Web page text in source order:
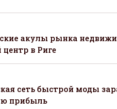
акулы рынка
в Риге
сеть быстрой моды
прибыль